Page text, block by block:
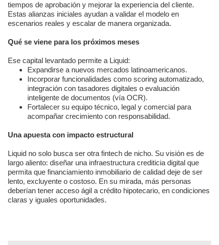
tiempos de aprobación y mejorar la experiencia del cliente.
Estas alianzas iniciales ayudan a validar el modelo en
escenarios reales y escalar de manera organizada.
Qué se viene para los próximos meses
Ese capital levantado permite a Liquid:
Expandirse a nuevos mercados latinoamericanos.
Incorporar funcionalidades como scoring automatizado,
integración con tasadores digitales o evaluación
inteligente de documentos (vía OCR).
Fortalecer su equipo técnico, legal y comercial para
acompañar crecimiento con responsabilidad.
Una apuesta con impacto estructural
Liquid no solo busca ser otra fintech de nicho. Su visión es de
largo aliento: diseñar una infraestructura crediticia digital que
permita que financiamiento inmobiliario de calidad deje de ser
lento, excluyente o costoso. En su mirada, más personas
deberían tener acceso ágil a crédito hipotecario, en condiciones
claras y iguales oportunidades.